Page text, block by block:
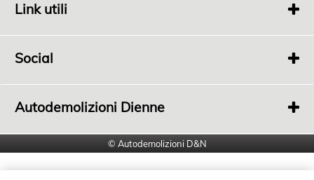
Link utili
Social
Autodemolizioni Dienne
Viale della Stazione, 74
46028 Sermide (MN)
info@autodemolizionidienne.it
© Autodemolizioni D&N